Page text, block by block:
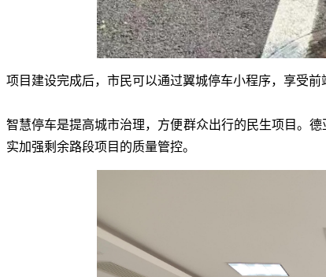
项目建设完成后， 市民可以通过翼城停车小程序， 享受前
智慧停车是提高城市治理， 方便群众出行的民生项目。 德
实加强剩余路段项目的质量管控。